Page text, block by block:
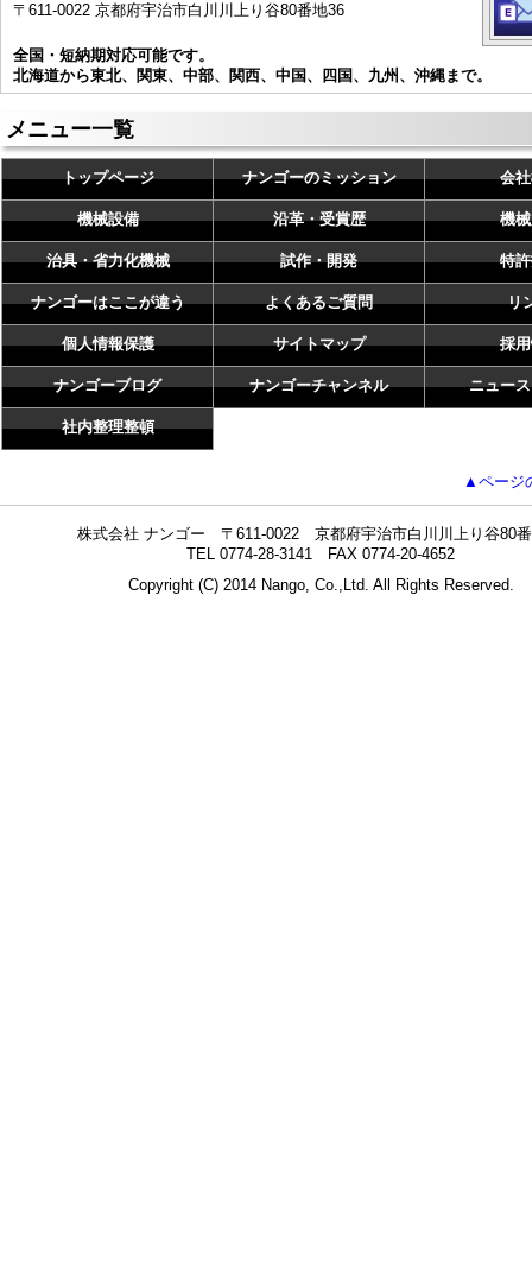
〒611-0022 京都府宇治市白川川上り谷80番地36
全国・短納期対応可能です。
北海道から東北、関東、中部、関西、中国、四国、九州、沖縄まで。
メニュー一覧
トップページ ナンゴーのミッション 会
機械設備 沿革・受賞歴 機
治具・省力化機械 試作・開発 特
ナンゴーはここが違う よくあるご質問 リ
個人情報保護 サイトマップ 採
ナンゴーブログ ナンゴーチャンネル ニュー
社内整理整頓
▲ページ
株式会社 ナンゴー 〒611-0022 京都府宇治市白川川上り谷80
TEL 0774-28-3141 FAX 0774-20-4652
Copyright (C) 2014 Nango, Co.,Ltd. All Rights Reserved.